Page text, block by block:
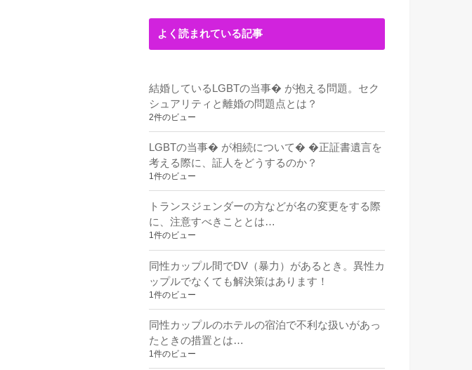
よく読まれている記事
結婚しているLGBTの当事� が抱える問題。セク
シュアリティと離婚の問題点とは？
2件のビュー
LGBTの当事� が相続について� �正証書遺言を
考える際に、証人をどうするのか？
1件のビュー
トランスジェンダーの方などが名の変更をする際
に、注意すべきこととは…
1件のビュー
同性カップル間でDV（暴力）があるとき。異性カ
ップルでなくても解決策はあります！
1件のビュー
同性カップルのホテルの宿泊で不利な扱いがあっ
たときの措置とは…
1件のビュー